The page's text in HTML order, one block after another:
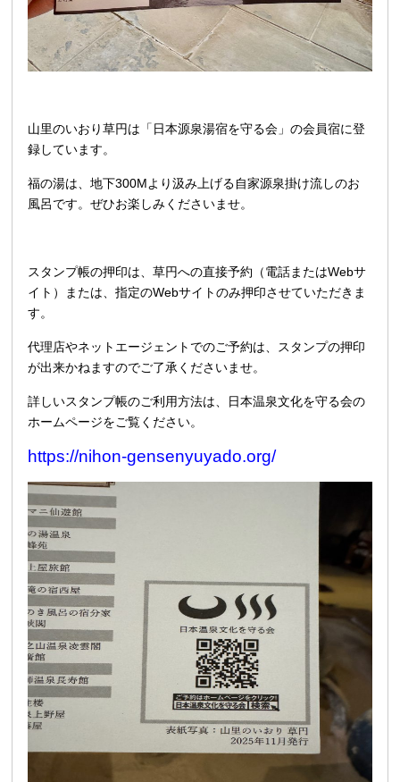
山里のいおり草円は 「日本源泉湯宿を守る会」の会員宿に登
録しています。
福の湯は、地下300Mより汲み上げる自家源泉掛け流しのお
風呂です。ぜひお楽しみくださいませ。
スタンプ帳の押印は、草円への直接予約（電話またはWebサ
イト）または、指定のWebサイトのみ押印させていただきま
す。
代理店やネットエージェントでのご予約は、スタンプの押印
が出来かねますのでご了承くださいませ。
詳しいスタンプ帳のご利用方法は、日本温泉文化を守る会の
ホームページをご覧ください。
https://nihon-gensenyuyado.org/